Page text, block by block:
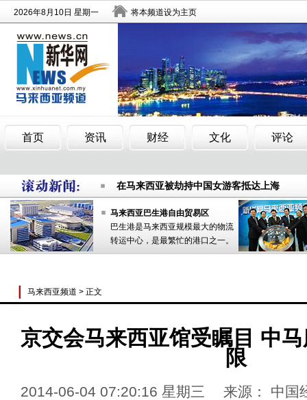
中国人质解救幕后 媒体称或支付数百万赎金
马来西亚华裔男子逛街遭掳被拍裸照勒索
中国人质解救幕后 媒体称或支付数百万赎金
马来西亚华裔男子逛街遭掳被拍裸照勒索
在马来西亚被劫持中国女游客抵达上海
马来西亚巴生港自由贸易区
巴生港是马来西亚规模最大的物流
转运中心，是最繁忙的港口之一。
马来西亚频道 > 正文
京交会马来西亚馆受瞩目 中
限
2014-06-04 07:20:16 星期三 来源： 中